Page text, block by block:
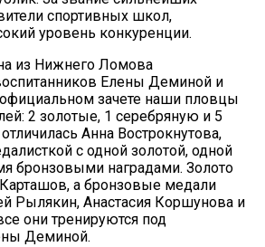
спортивных школ,
уровень конкуренции.
из Нижнего Ломова
Елены Деминой и
зачете наши пловцы
2 золотые, 1 серебряную и 5
Анна Вострокнутова,
с одной золотой, одной
бронзовыми наградами. Золото
а бронзовые медали
Рылякин, Анастасия Коршунова и
они тренируются под
Деминой.